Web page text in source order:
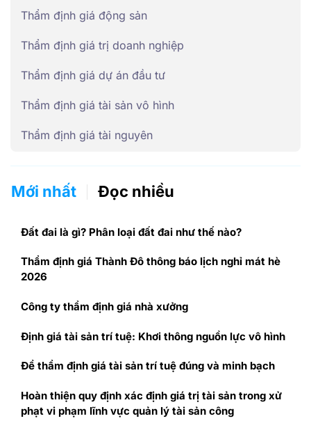
Thẩm định giá động sản
Thẩm định giá trị doanh nghiệp
Thẩm định giá dự án đầu tư
Thẩm định giá tài sản vô hình
Thẩm định giá tài nguyên
Mới nhất Đọc nhiều
Đất đai là gì? Phân loại đất đai như thế nào?
Thẩm định giá Thành Đô thông báo lịch nghỉ mát hè
2026
Công ty thẩm định giá nhà xưởng
Định giá tài sản trí tuệ: Khơi thông nguồn lực vô hình
Để thẩm định giá tài sản trí tuệ đúng và minh bạch
Hoàn thiện quy định xác định giá trị tài sản trong xử
phạt vi phạm lĩnh vực quản lý tài sản công